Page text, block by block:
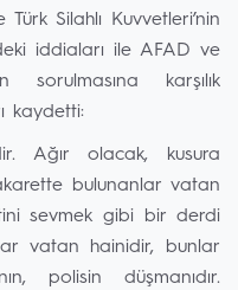
Silahlı Kuvvetleri’nin
iddiaları ile AFAD ve
sorulmasına karşılık
kaydetti:
Ağır olacak, kusura
bulunanlar vatan
sevmek gibi bir derdi
vatan hainidir, bunlar
polisin düşmanıdır.